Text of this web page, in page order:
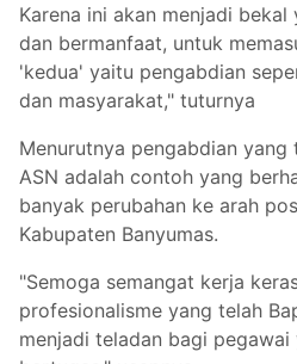
Karena ini akan menjadi
dan bermanfaat, untuk
'kedua' yaitu pengabdian
dan masyarakat," tuturnya
Menurutnya pengabdian yang
ASN adalah contoh yang
banyak perubahan ke arah
Kabupaten Banyumas.
"Semoga semangat kerja
profesionalisme yang telah
menjadi teladan bagi